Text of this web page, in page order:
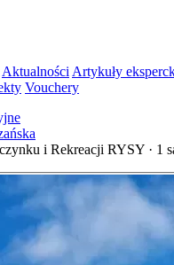
Aktualności Artykuły
Vouchery
i Rekreacji RYSY · 1